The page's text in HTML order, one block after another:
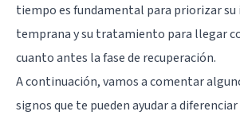
tiempo es fundamental para priorizar
temprana y su tratamiento para llegar
cuanto antes la fase de recuperación.
A continuación, vamos a comentar
signos que te pueden ayudar a